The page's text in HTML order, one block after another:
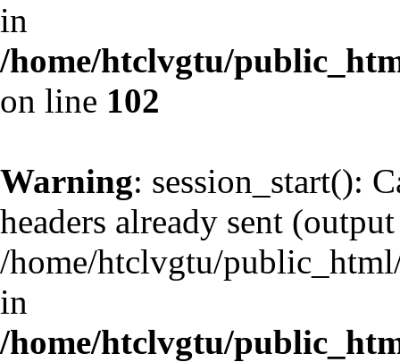
in
/home/htclvgtu/
on line 102
Warning: session_start():
headers already sent
/home/htclvgtu/
in
/home/htclvgtu/